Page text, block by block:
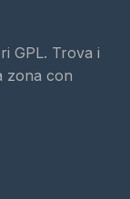
GPL. Trova i
zona con